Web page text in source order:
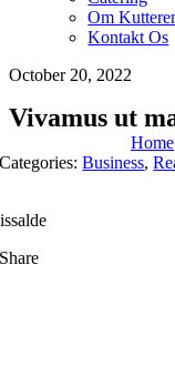
Om
Kontakt Os
October 20, 2022
Vivamus ut
Home
Categories:Business,
Share